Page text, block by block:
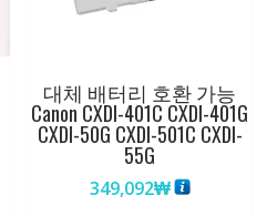
대체 배터리 호환 가능
Canon CXDI-401C CXDI-401G
CXDI-50G CXDI-501C CXDI-
55G
349,092₩